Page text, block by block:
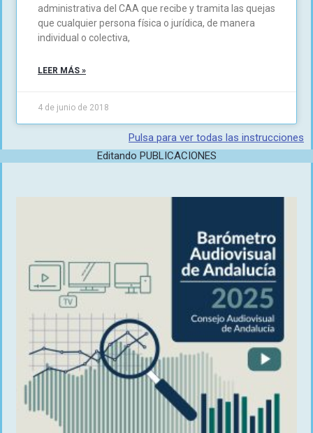
administrativa del CAA que recibe y tramita las quejas
que cualquier persona física o jurídica, de manera
individual o colectiva,
LEER MÁS »
4 de junio de 2018
Pulsa para ver todas las instrucciones
Editando PUBLICACIONES